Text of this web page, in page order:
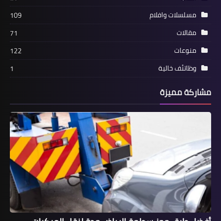
اخبار
نشرة الرياضية الكوره أجوان يقدمها
عبدالنبى النادى
مسلسلات وافلام
109
مقالات
71
منوعات
122
وظاتئف خالية
1
مشاركة مميزة